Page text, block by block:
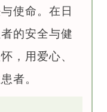
使命。在日
的安全与健
，用爱心、
者。